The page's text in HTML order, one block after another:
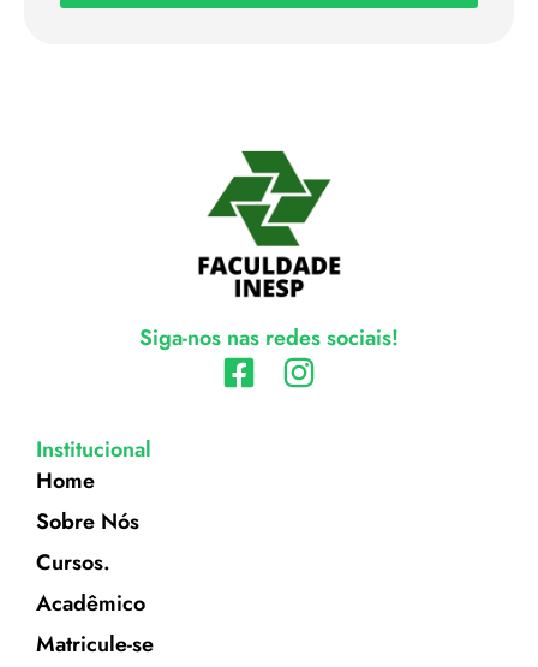
Siga-nos nas redes sociais!
Institucional
Home
Sobre Nós
Cursos.
Acadêmico
Matricule-se